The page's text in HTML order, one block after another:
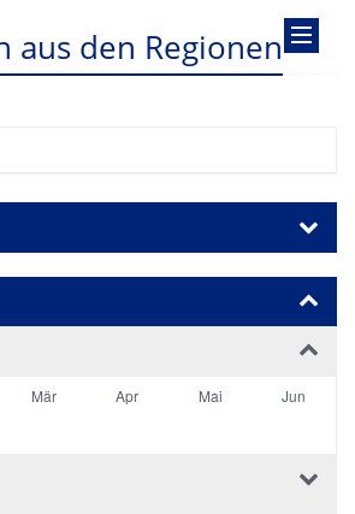
aus den Regionen
Mär Apr Mai
Jun